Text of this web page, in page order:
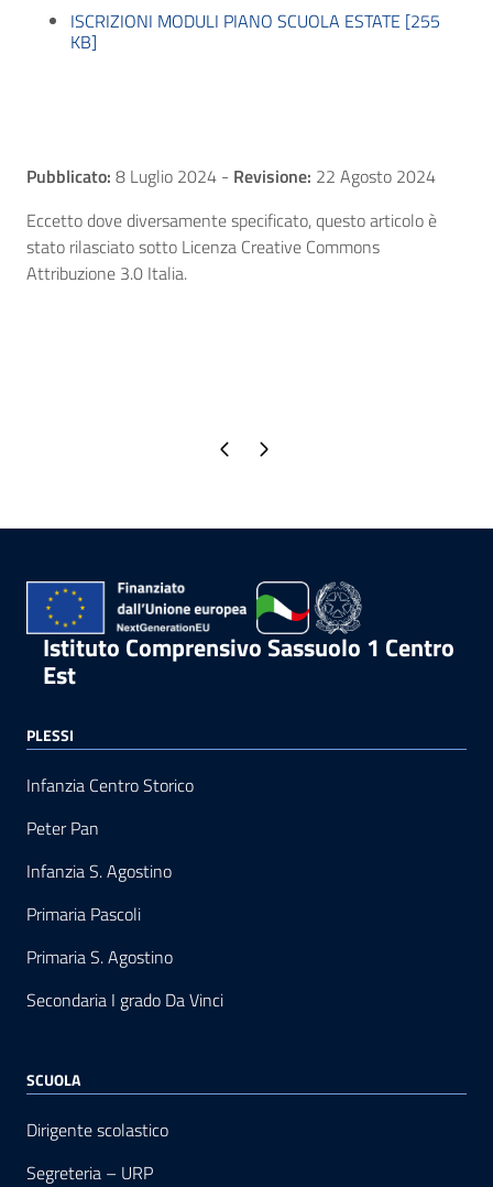
ISCRIZIONI MODULI PIANO SCUOLA ESTATE [255
KB]
Pubblicato: 8 Luglio 2024 - Revisione: 22 Agosto 2024
Eccetto dove diversamente specificato, questo articolo è
stato rilasciato sotto Licenza Creative Commons
Attribuzione 3.0 Italia.
Pagina precedente
Pagina successiva
Istituto Comprensivo Sassuolo 1 Centro
Est
PLESSI
Infanzia Centro Storico
Peter Pan
Infanzia S. Agostino
Primaria Pascoli
Primaria S. Agostino
Secondaria I grado Da Vinci
SCUOLA
Dirigente scolastico
Segreteria – URP